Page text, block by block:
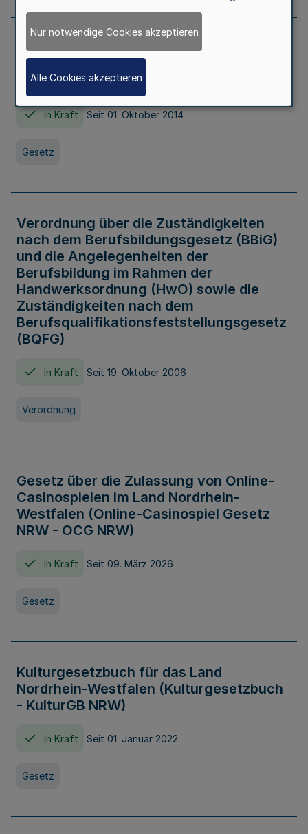
Gesetz über die Hochschulen des Landes
Nordrhein-Westfalen (Hochschulgesetz -
HG)
In Kraft Seit 01. Oktober 2014
Gesetz
Verordnung über die Zuständigkeiten
nach dem Berufsbildungsgesetz (BBiG)
und die Angelegenheiten der
Berufsbildung im Rahmen der
Handwerksordnung (HwO) sowie die
Zuständigkeiten nach dem
Berufsqualifikationsfeststellungsgesetz
(BQFG)
In Kraft Seit 19. Oktober 2006
Verordnung
Gesetz über die Zulassung von Online-
Casinospielen im Land Nordrhein-
Westfalen (Online-Casinospiel Gesetz
NRW - OCG NRW)
In Kraft Seit 09. März 2026
Gesetz
Kulturgesetzbuch für das Land
Nordrhein-Westfalen (Kulturgesetzbuch
- KulturGB NRW)
In Kraft Seit 01. Januar 2022
Gesetz
Nur notwendige Cookies akzeptieren
Alle Cookies akzeptieren